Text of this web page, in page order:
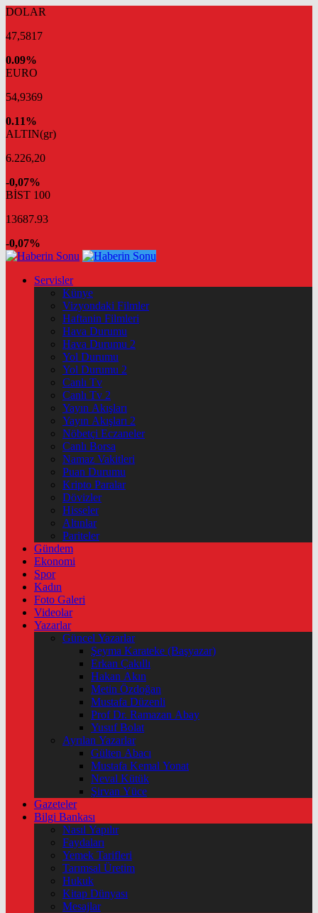
DOLAR
47,5817
0.09%
EURO
54,9369
0.11%
ALTIN(gr)
6.226,20
-0,07%
BİST 100
13687.93
-0,07%
Servisler
Künye
Vizyondaki Filmler
Haftanin Filmleri
Hava Durumu
Hava Durumu 2
Yol Durumu
Yol Durumu 2
Canlı Tv
Canlı Tv 2
Yayın Akışları
Yayın Akışları 2
Nöbetçi Eczaneler
Canlı Borsa
Namaz Vakitleri
Puan Durumu
Kripto Paralar
Dövizler
Hisseler
Altınlar
Pariteler
Gündem
Ekonomi
Spor
Kadın
Foto Galeri
Videolar
Yazarlar
Güncel Yazarlar
Şeyma Karateke (Başyazar)
Erkan Çakıllı
Hakan Akın
Metin Özdoğan
Mustafa Düzenli
Prof Dr. Ramazan Abay
Yusuf Bolat
Ayrılan Yazarlar
Gülten Abacı
Mustafa Kemal Yonat
Neval Kütük
Şirvan Yüce
Gazeteler
Bilgi Bankası
Nasıl Yapılır
Faydaları
Yemek Tarifleri
Tarımsal Üretim
Hukuk
Kitap Dünyası
Mesajlar